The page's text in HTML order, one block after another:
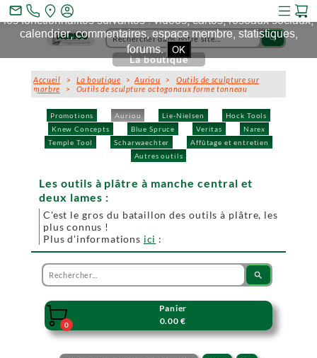
search
Promotions Auriou Lie-Nielsen
Hock Tools
Knew Concepts
Blue Spruce Veritas
Narex
Temple Tool
Scharwaechter
Affûtage et entretien
Autres outils
La boutique
Accueil >La boutique >Auriou >Outils de sculpture sur
marbre > Outils de sculpture octogonaux forme tonneau
Les outils à plâtre à manche central et
deux lames :
C'est le gros du bataillon des outils à plâtre, les
plus connus !
Plus d'informations ici :
search

0
Panier
0.00 €
mail_outline
Ce site et des sites tiers qu'il utilise collectent des cookies pour
les fonctionnalités suivantes : vidéos, cartes, réseaux sociaux,
calendrier, commentaires, espace membre, statistiques,
forums. OK